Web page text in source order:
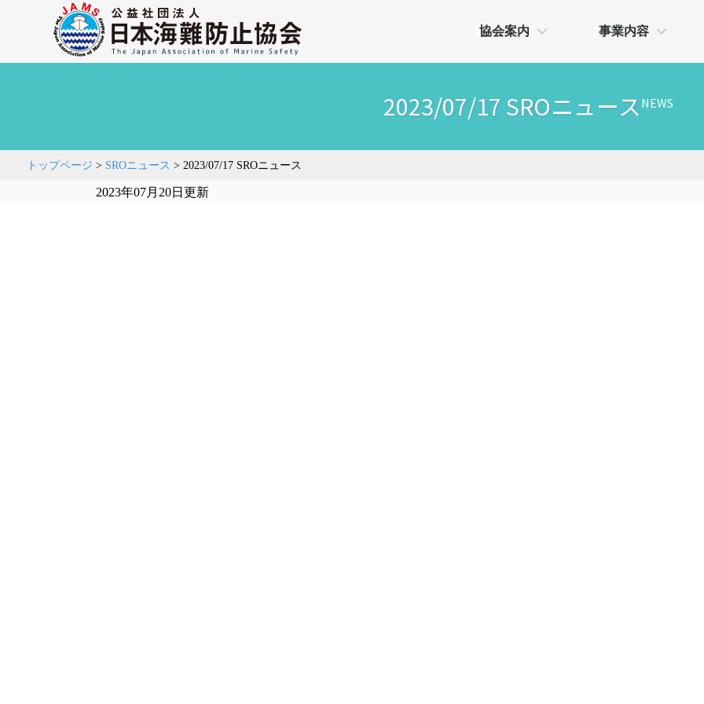
協会案内 事業内容
2023/07/17 SROニュースNEWS
トップページ > SROニュース > 2023/07/17 SROニュース
2023年07月20日更新